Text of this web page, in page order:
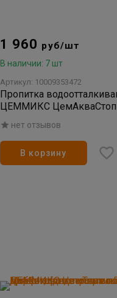
1 960 руб/шт
В наличии: 7 шт
Артикул: 10009353472
Пропитка
ЦЕММИКС ЦемАкваСтоп
нет отзывов
В корзину